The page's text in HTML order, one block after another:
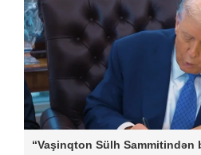
“Vaşinqton Sülh Sammitindən